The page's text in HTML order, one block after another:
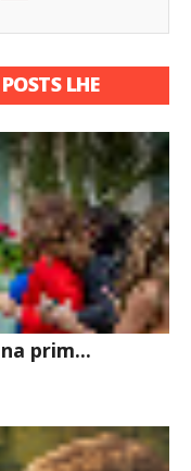
LHE
prim...